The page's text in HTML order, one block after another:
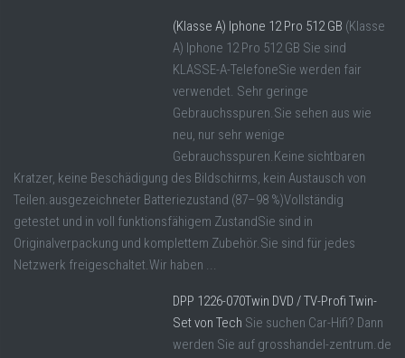
(Klasse A) Iphone 12 Pro 512 GB (Klasse
A) Iphone 12 Pro 512 GB Sie sind
KLASSE-A-TelefoneSie werden fair
verwendet. Sehr geringe
Gebrauchsspuren.Sie sehen aus wie
neu, nur sehr wenige
Gebrauchsspuren.Keine sichtbaren
Kratzer, keine Beschädigung des Bildschirms, kein Austausch von
Teilen.ausgezeichneter Batteriezustand (87–98 %)Vollständig
getestet und in voll funktionsfähigem ZustandSie sind in
Originalverpackung und komplettem Zubehör.Sie sind für jedes
Netzwerk freigeschaltet.Wir haben ...
DPP 1226-070Twin DVD / TV-Profi Twin-
Set von Tech Sie suchen Car-Hifi? Dann
werden Sie auf grosshandel-zentrum.de